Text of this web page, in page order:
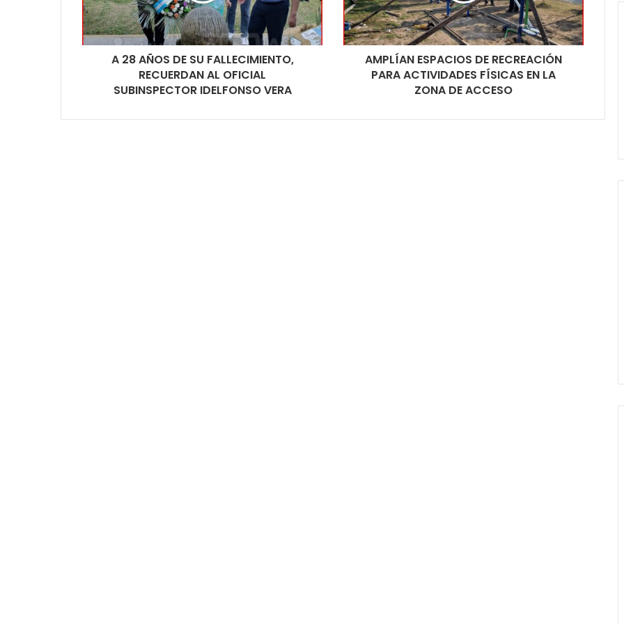
A 28 AÑOS DE SU FALLECIMIENTO,
RECUERDAN AL OFICIAL
SUBINSPECTOR IDELFONSO VERA
AMPLÍAN ESPACIOS DE RECREACIÓN
PARA ACTIVIDADES FÍSICAS EN LA
ZONA DE ACCESO